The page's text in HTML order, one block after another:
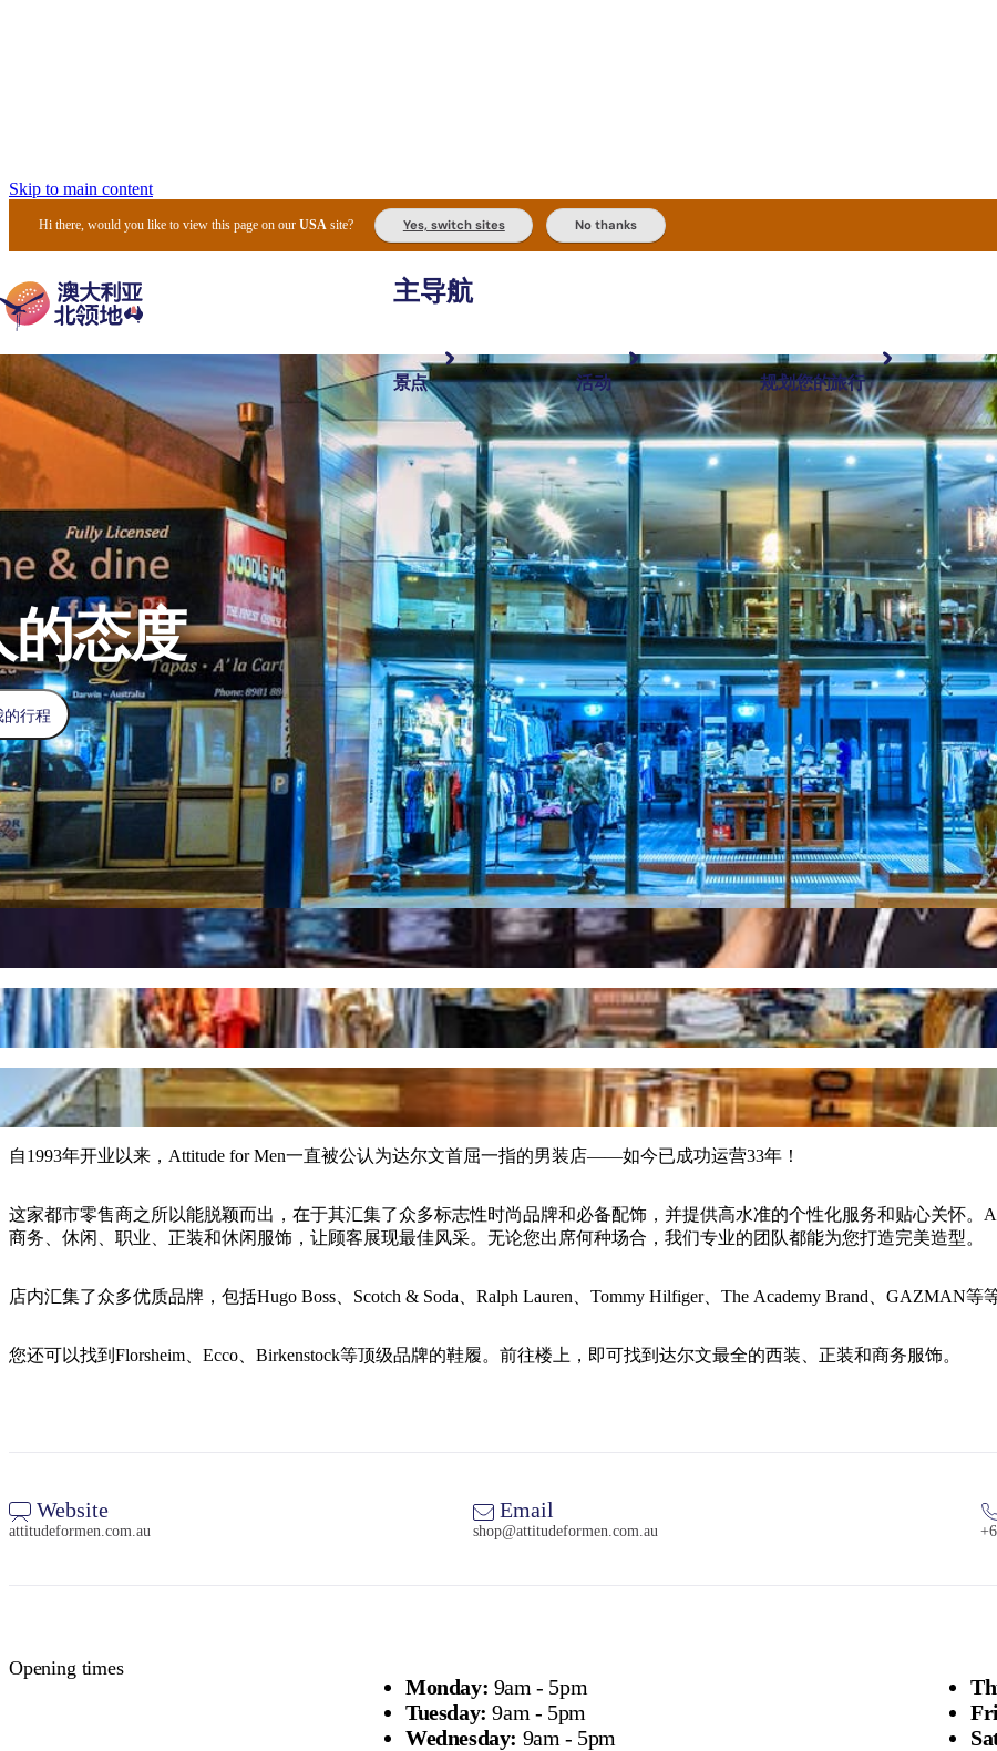
Skip to main content
Hi there, would you like to view this page on ourUSA site? Yes, switch sites No thanks
主导航
景点
最受欢迎目的地 内陆和户外 按地区探索
活动
体验 旅行者类型 精选榜单
规划您的旅行
规划和预订 实用信息 规划工具
搜索:
的态度
的行程
自1993年开业以来，Attitude for Men一直被公认为达尔文首屈一指的男装店——如今已成功运营33年！
这家都市零售商之所以能脱颖而出，在于其汇集了众多标志性时尚品牌和必备配饰，并提供高水准的个性化服务和贴心关怀。
商务、休闲、职业、正装和休闲服饰，让顾客展现最佳风采。无论您出席何种场合，我们专业的团队都能为您打造完美造型。
店内汇集了众多优质品牌，包括Hugo Boss、Scotch & Soda、Ralph Lauren、Tommy Hilfiger、The Academy Brand、GAZMAN等等
您还可以找到Florsheim、Ecco、Birkenstock等顶级品牌的鞋履。前往楼上，即可找到达尔文最全的西装、正装和商务服饰。
Website
attitudeformen.com.au
Email
shop@attitudeformen.com.au
Opening times
Monday: 9am - 5pm
Tuesday: 9am - 5pm
Wednesday: 9am - 5pm